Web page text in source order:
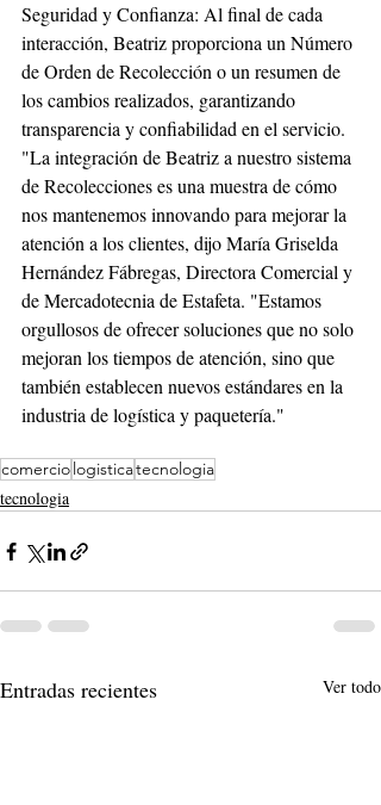
Seguridad y Confianza: Al final de cada
interacción, Beatriz proporciona un Número
de Orden de Recolección o un resumen de
los cambios realizados, garantizando
transparencia y confiabilidad en el servicio.
"La integración de Beatriz a nuestro sistema
de Recolecciones es una muestra de cómo
nos mantenemos innovando para mejorar la
atención a los clientes, dijo María Griselda
Hernández Fábregas, Directora Comercial y
de Mercadotecnia de Estafeta. "Estamos
orgullosos de ofrecer soluciones que no solo
mejoran los tiempos de atención, sino que
también establecen nuevos estándares en la
industria de logística y paquetería."
comercio logisticatecnologia
tecnologia
Entradas recientes Ver todo